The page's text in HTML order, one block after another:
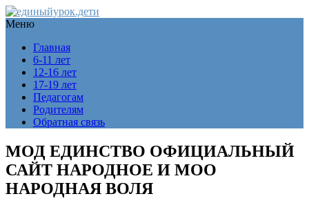
Меню
Главная
6-11 лет
12-16 лет
17-19 лет
Педагогам
Родителям
Обратная связь
МОД ЕДИНСТВО ОФИЦИАЛЬНЫЙ
САЙТ НАРОДНОЕ И МОО
НАРОДНАЯ ВОЛЯ